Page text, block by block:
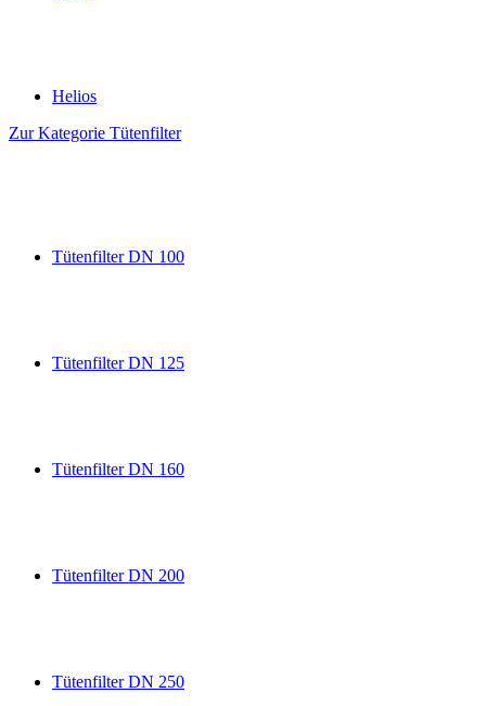
Helios
Zur Kategorie Tütenfilter
Tütenfilter DN 100
Tütenfilter DN 125
Tütenfilter DN 160
Tütenfilter DN 200
Tütenfilter DN 250